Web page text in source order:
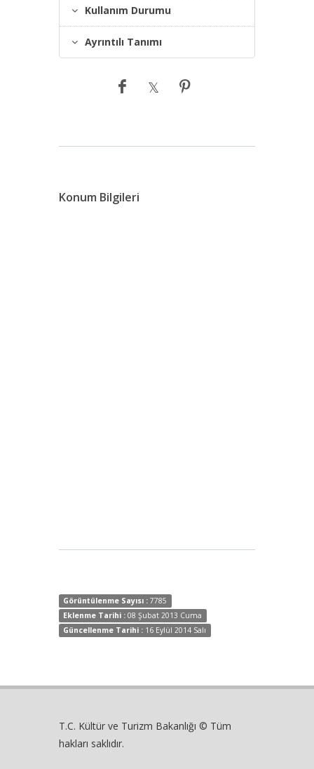
Kullanım Durumu
Ayrıntılı Tanımı
Konum Bilgileri
Görüntülenme Sayısı : 7785
Eklenme Tarihi : 08 Şubat 2013 Cuma
Güncellenme Tarihi : 16 Eylül 2014 Salı
T.C. Kültür ve Turizm Bakanlığı © Tüm
hakları saklıdır.